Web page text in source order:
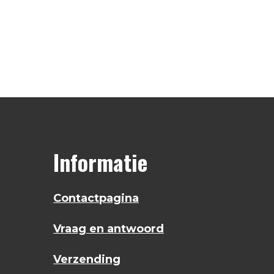
Informatie
Contactpagina
Vraag en antwoord
Verzending